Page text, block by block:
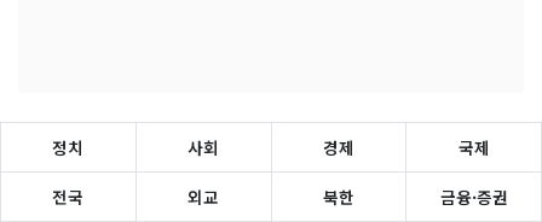
정치 사회 경제 국제
전국 외교 북한 금융·증권